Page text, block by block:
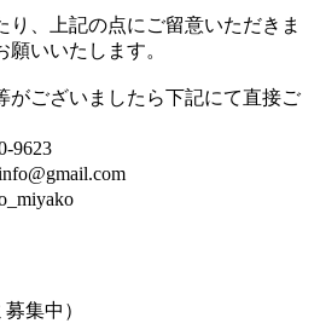
り、上記の点にご留意いただきま
いいたします。
がございましたら下記にて直接ご
9623
募集中）